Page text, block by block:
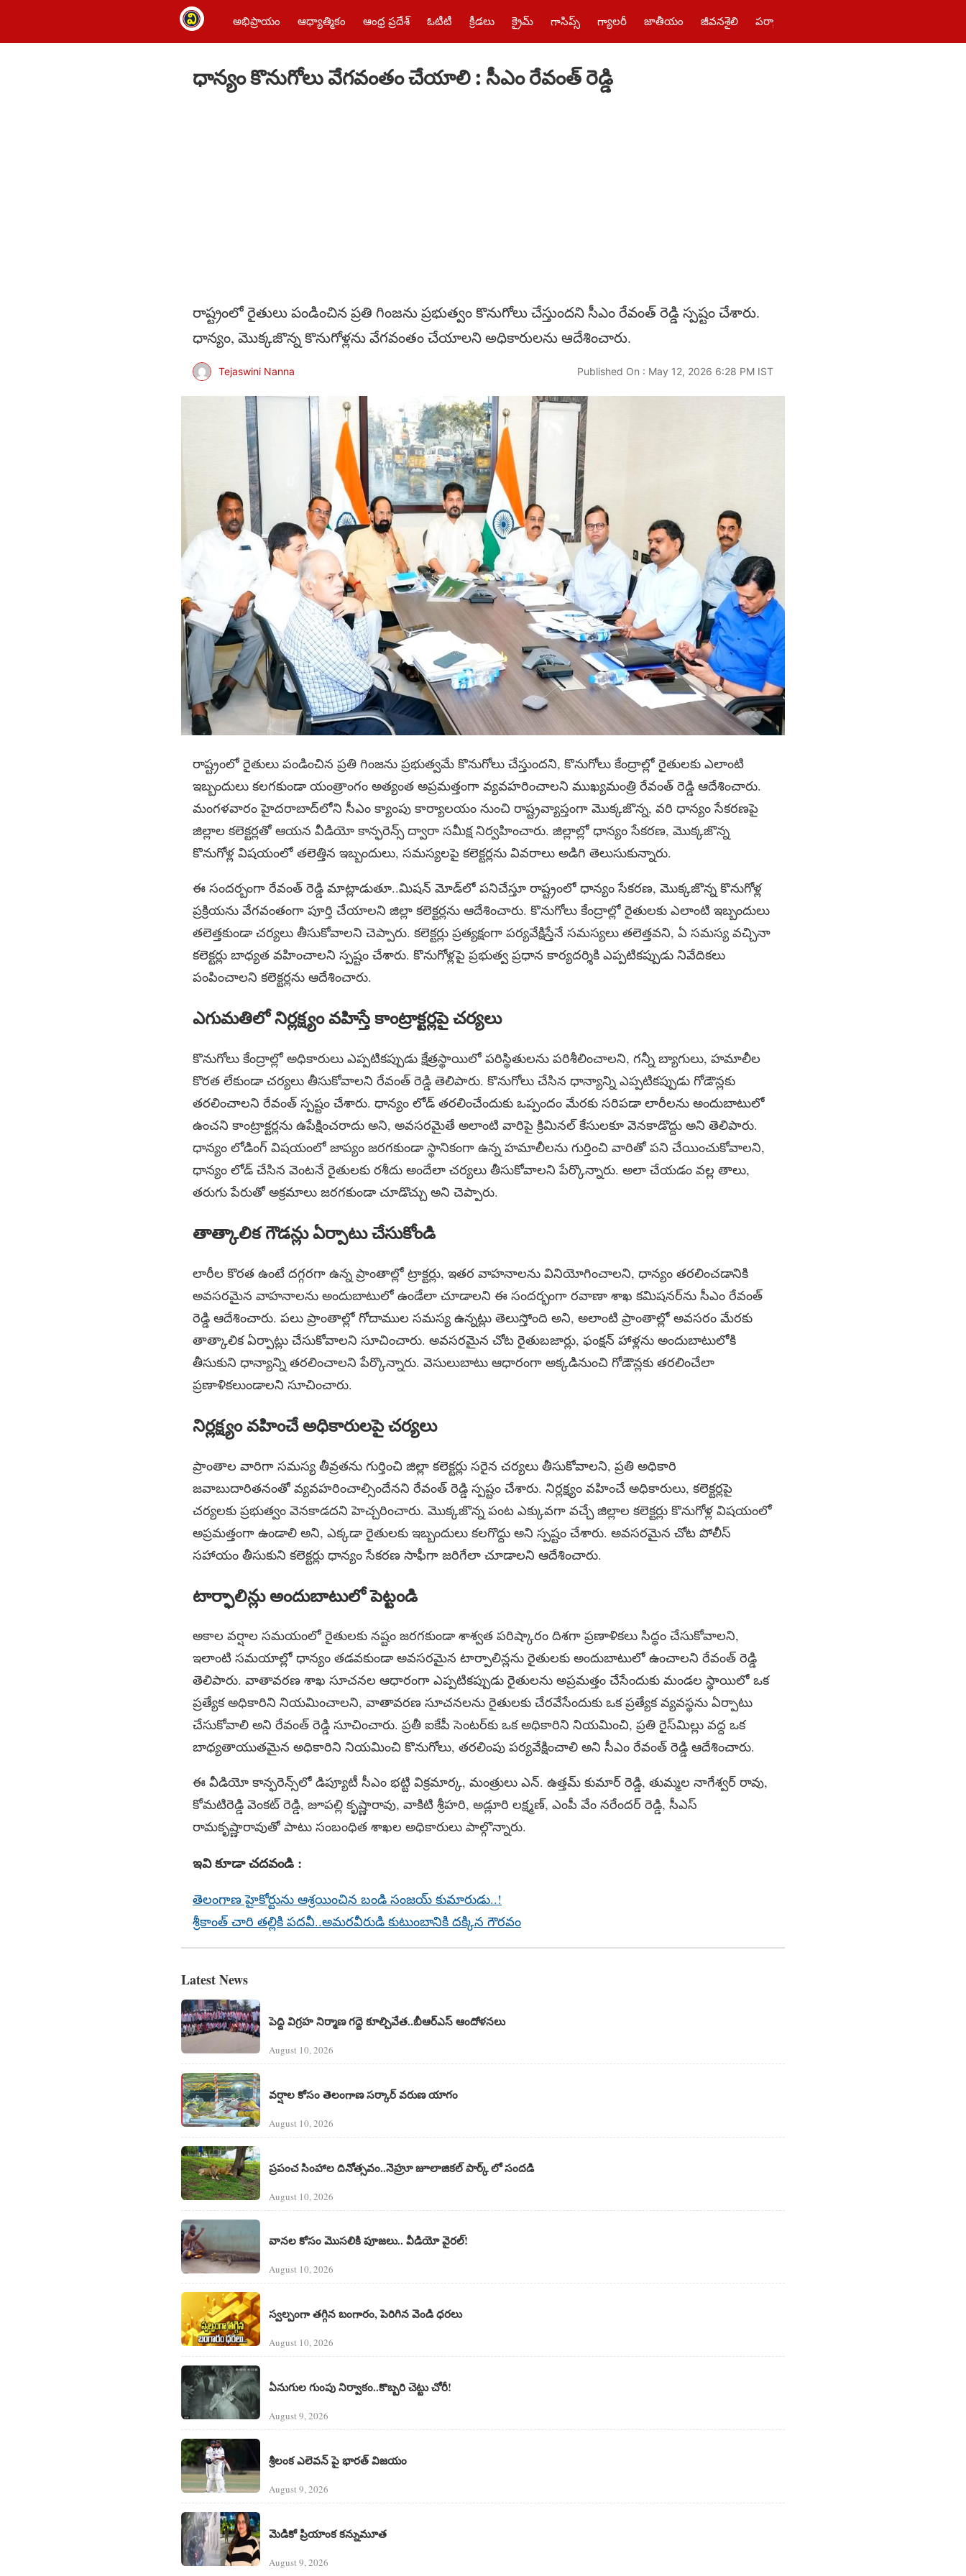
అభిప్రాయం ఆధ్యాత్మికం ఆంధ్ర ప్రదేశ్ ఓటీటీ క్రీడలు క్రైమ్‌ గాసిప్స్ గ్యాలరీ జాతీయం జీవనశైలి పర్యాటకం
ధాన్యం కొనుగోలు వేగవంతం చేయాలి : సీఎం రేవంత్ రెడ్డి
రాష్ట్రంలో రైతులు పండించిన ప్రతి గింజను ప్రభుత్వం కొనుగోలు చేస్తుందని సీఎం రేవంత్ రెడ్డి స్పష్టం చేశారు.
ధాన్యం, మొక్కజొన్న కొనుగోళ్లను వేగవంతం చేయాలని అధికారులను ఆదేశించారు.
Tejaswini Nanna Published On : May 12, 2026 6:28 PM IST
రాష్ట్రంలో రైతులు పండించిన ప్రతి గింజను ప్రభుత్వమే కొనుగోలు చేస్తుందని, కొనుగోలు కేంద్రాల్లో రైతులకు ఎలాంటి
ఇబ్బందులు కలగకుండా యంత్రాంగం అత్యంత అప్రమత్తంగా వ్యవహరించాలని ముఖ్యమంత్రి రేవంత్‌ రెడ్డి ఆదేశించారు.
మంగళవారం హైదరాబాద్‌లోని సీఎం క్యాంపు కార్యాలయం నుంచి రాష్ట్రవ్యాప్తంగా మొక్కజొన్న, వరి ధాన్యం సేకరణపై
జిల్లాల కలెక్టర్లతో ఆయన వీడియో కాన్ఫరెన్స్‌ ద్వారా సమీక్ష నిర్వహించారు. జిల్లాల్లో ధాన్యం సేకరణ, మొక్కజొన్న
కొనుగోళ్ల విషయంలో తలెత్తిన ఇబ్బందులు, సమస్యలపై కలెక్టర్లను వివరాలు అడిగి తెలుసుకున్నారు.
ఈ సందర్బంగా రేవంత్ రెడ్డి మాట్లాడుతూ..మిషన్ మోడ్‌లో పనిచేస్తూ రాష్ట్రంలో ధాన్యం సేకరణ, మొక్కజొన్న కొనుగోళ్ల
ప్రక్రియను వేగవంతంగా పూర్తి చేయాలని జిల్లా కలెక్టర్లను ఆదేశించారు. కొనుగోలు కేంద్రాల్లో రైతులకు ఎలాంటి ఇబ్బందులు
తలెత్తకుండా చర్యలు తీసుకోవాలని చెప్పారు. కలెక్టర్లు ప్రత్యక్షంగా పర్యవేక్షిస్తేనే సమస్యలు తలెత్తవని, ఏ సమస్య వచ్చినా
కలెక్టర్లు బాధ్యత వహించాలని స్పష్టం చేశారు. కొనుగోళ్లపై ప్రభుత్వ ప్రధాన కార్యదర్శికి ఎప్పటికప్పుడు నివేదికలు
పంపించాలని కలెక్టర్లను ఆదేశించారు.
ఎగుమతిలో నిర్లక్ష్యం వహిస్తే కాంట్రాక్టర్లపై చర్యలు
కొనుగోలు కేంద్రాల్లో అధికారులు ఎప్పటికప్పుడు క్షేత్రస్థాయిలో పరిస్థితులను పరిశీలించాలని, గన్నీ బ్యాగులు, హమాలీల
కొరత లేకుండా చర్యలు తీసుకోవాలని రేవంత్ రెడ్డి తెలిపారు. కొనుగోలు చేసిన ధాన్యాన్ని ఎప్పటికప్పుడు గోడౌన్లకు
తరలించాలని రేవంత్ స్పష్టం చేశారు. ధాన్యం లోడ్ తరలించేందుకు ఒప్పందం మేరకు సరిపడా లారీలను అందుబాటులో
ఉంచని కాంట్రాక్టర్లను ఉపేక్షించరాదు అని, అవసరమైతే అలాంటి వారిపై క్రిమినల్ కేసులకూ వెనకాడొద్దు అని తెలిపారు.
ధాన్యం లోడింగ్‌ విషయంలో జాప్యం జరగకుండా స్థానికంగా ఉన్న హమాలీలను గుర్తించి వారితో పని చేయించుకోవాలని,
ధాన్యం లోడ్ చేసిన వెంటనే రైతులకు రశీదు అందేలా చర్యలు తీసుకోవాలని పేర్కొన్నారు. అలా చేయడం వల్ల తాలు,
తరుగు పేరుతో అక్రమాలు జరగకుండా చూడొచ్చు అని చెప్పారు.
తాత్కాలిక గౌడన్లు ఏర్పాటు చేసుకోండి
లారీల కొరత ఉంటే దగ్గరగా ఉన్న ప్రాంతాల్లో ట్రాక్టర్లు, ఇతర వాహనాలను వినియోగించాలని, ధాన్యం తరలించడానికి
అవసరమైన వాహనాలను అందుబాటులో ఉండేలా చూడాలని ఈ సందర్భంగా రవాణా శాఖ కమిషనర్‌ను సీఎం రేవంత్
రెడ్డి ఆదేశించారు. పలు ప్రాంతాల్లో గోదాముల సమస్య ఉన్నట్లు తెలుస్తోంది అని, అలాంటి ప్రాంతాల్లో అవసరం మేరకు
తాత్కాలిక ఏర్పాట్లు చేసుకోవాలని సూచించారు. అవసరమైన చోట రైతుబజార్లు, ఫంక్షన్ హాళ్లను అందుబాటులోకి
తీసుకుని ధాన్యాన్ని తరలించాలని పేర్కొన్నారు. వెసులుబాటు ఆధారంగా అక్కడినుంచి గోడౌన్లకు తరలించేలా
ప్రణాళికలుండాలని సూచించారు.
నిర్లక్ష్యం వహించే అధికారులపై చర్యలు
ప్రాంతాల వారిగా సమస్య తీవ్రతను గుర్తించి జిల్లా కలెక్టర్లు సరైన చర్యలు తీసుకోవాలని, ప్రతి అధికారి
జవాబుదారితనంతో వ్యవహరించాల్సిందేనని రేవంత్ రెడ్డి స్పష్టం చేశారు. నిర్లక్ష్యం వహించే అధికారులు, కలెక్టర్లపై
చర్యలకు ప్రభుత్వం వెనకాడదని హెచ్చరించారు. మొక్కజొన్న పంట ఎక్కువగా వచ్చే జిల్లాల కలెక్టర్లు కొనుగోళ్ల విషయంలో
అప్రమత్తంగా ఉండాలి అని, ఎక్కడా రైతులకు ఇబ్బందులు కలగొద్దు అని స్పష్టం చేశారు. అవసరమైన చోట పోలీస్
సహాయం తీసుకుని కలెక్టర్లు ధాన్యం సేకరణ సాఫీగా జరిగేలా చూడాలని ఆదేశించారు.
టార్ఫాలిన్లు అందుబాటులో పెట్టండి
అకాల వర్షాల సమయంలో రైతులకు నష్టం జరగకుండా శాశ్వత పరిష్కారం దిశగా ప్రణాళికలు సిద్ధం చేసుకోవాలని,
ఇలాంటి సమయాల్లో ధాన్యం తడవకుండా అవసరమైన టార్పాలిన్లను రైతులకు అందుబాటులో ఉంచాలని రేవంత్ రెడ్డి
తెలిపారు. వాతావరణ శాఖ సూచనల ఆధారంగా ఎప్పటికప్పుడు రైతులను అప్రమత్తం చేసేందుకు మండల స్థాయిలో ఒక
ప్రత్యేక అధికారిని నియమించాలని, వాతావరణ సూచనలను రైతులకు చేరవేసేందుకు ఒక ప్రత్యేక వ్యవస్థను ఏర్పాటు
చేసుకోవాలి అని రేవంత్ రెడ్డి సూచించారు. ప్రతీ ఐకేపీ సెంటర్‌కు ఒక అధికారిని నియమించి, ప్రతి రైస్‌మిల్లు వద్ద ఒక
బాధ్యతాయుతమైన అధికారిని నియమించి కొనుగోలు, తరలింపు పర్యవేక్షించాలి అని సీఎం రేవంత్ రెడ్డి ఆదేశించారు.
ఈ వీడియో కాన్ఫరెన్స్‌లో డిప్యూటీ సీఎం భట్టి విక్రమార్క, మంత్రులు ఎన్. ఉత్తమ్ కుమార్ రెడ్డి, తుమ్మల నాగేశ్వర్ రావు,
కోమటిరెడ్డి వెంకట్ రెడ్డి, జూపల్లి కృష్ణారావు, వాకిటి శ్రీహరి, అడ్లూరి లక్ష్మణ్, ఎంపీ వేం నరేందర్ రెడ్డి, సీఎస్
రామకృష్ణారావుతో పాటు సంబంధిత శాఖల అధికారులు పాల్గొన్నారు.
ఇవి కూడా చదవండి :
తెలంగాణ హైకోర్టును ఆశ్రయించిన బండి సంజయ్ కుమారుడు..!
శ్రీకాంత్ చారి తల్లికి పదవీ..అమరవీరుడి కుటుంబానికి దక్కిన గౌరవం
Latest News
పెద్ది విగ్రహ నిర్మాణ గద్దె కూల్చివేత..బీఆర్ఎస్ ఆందోళనలు
August 10, 2026
వర్షాల కోసం తెలంగాణ సర్కార్ వరుణ యాగం
August 10, 2026
ప్రపంచ సింహాల దినోత్సవం..నెహ్రూ జూలాజికల్ పార్క్ లో సందడి
August 10, 2026
వానల కోసం మొసలికి పూజలు.. వీడియో వైరల్!
August 10, 2026
స్వల్పంగా తగ్గిన బంగారం, పెరిగిన వెండి ధరలు
August 10, 2026
ఏనుగుల గుంపు నిర్వాకం..కొబ్బరి చెట్టు చోరీ!
August 9, 2026
శ్రీలంక ఎలెవన్‌ పై భారత్ విజయం
August 9, 2026
మెడికో ప్రియాంక కన్నుమూత
August 9, 2026